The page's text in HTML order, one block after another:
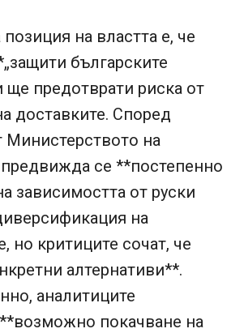
на властта е, че
българските
ще предотврати риска от
доставките. Според
Министерството на
предвижда се **постепенно
зависимостта от руски
на
но критиците сочат, че
алтернативи**.
аналитиците
покачване на